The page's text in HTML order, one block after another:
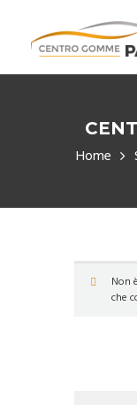
Home
Non
che